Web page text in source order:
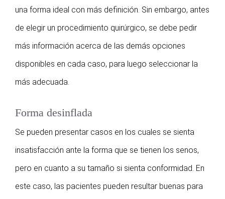
una forma ideal con más definición. Sin embargo, antes
de elegir un procedimiento quirúrgico, se debe pedir
más información acerca de las demás opciones
disponibles en cada caso, para luego seleccionar la
más adecuada.
Forma desinflada
Se pueden presentar casos en los cuales se sienta
insatisfacción ante la forma que se tienen los senos,
pero en cuanto a su tamaño si sienta conformidad. En
este caso, las pacientes pueden resultar buenas para